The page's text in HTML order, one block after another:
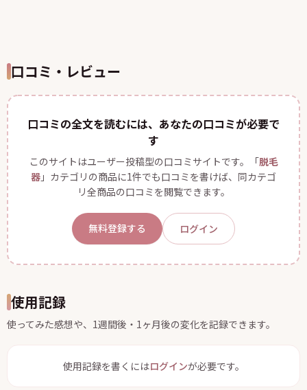
口コミ・レビュー
口コミの全文を読むには、あなたの口コミが必要で
す
このサイトはユーザー投稿型の口コミサイトです。「脱毛
器 」カテゴリの商品に1件でも口コミを書けば、同カテゴ
リ全商品の口コミを閲覧できます。
無料登録する ログイン
使用記録
使ってみた感想や、1週間後・1ヶ月後の変化を記録できます。
使用記録を書くにはログインが必要です。